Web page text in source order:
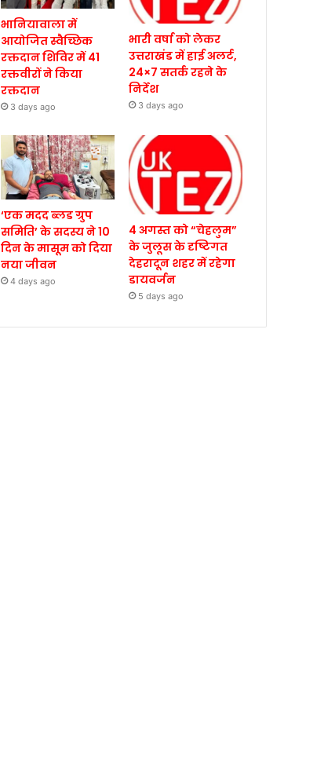
भानियावाला में
आयोजित स्वैच्छिक
रक्तदान शिविर में 41
रक्तवीरों ने किया
रक्तदान
3 days ago
भारी वर्षा को लेकर
उत्तराखंड में हाई अलर्ट,
24×7 सतर्क रहने के
निर्देश
3 days ago
‘एक मदद ब्लड ग्रुप
समिति’ के सदस्य ने 10
दिन के मासूम को दिया
नया जीवन
4 days ago
4 अगस्त को “चेहलुम”
के जुलूस के दृष्टिगत
देहरादून शहर में रहेगा
डायवर्जन
5 days ago